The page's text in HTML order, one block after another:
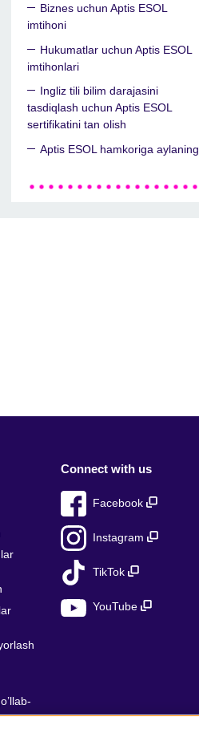
Biznes uchun Aptis ESOL
imtihoni
Hukumatlar uchun Aptis ESOL
imtihonlari
Ingliz tili bilim darajasini
tasdiqlash uchun Aptis ESOL
sertifikatini tan olish
Aptis ESOL hamkoriga aylaning
Connect with us
Facebook
Instagram
TikTok
YouTube